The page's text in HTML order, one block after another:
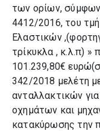
των ορίων,
4412/2016, του
Ελαστικών
τρίκυκλα , κ.λ.π) »
101.239,80€
342/2018 μελέτη
ανταλλακτικών
οχημάτων και
κατακύρωσης την